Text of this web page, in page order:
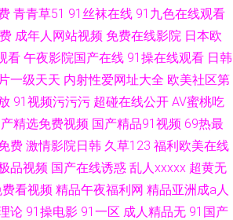
青青草51 91丝袜在线 91九色在线观看
成年人网站视频 免费在线影院 日本欧
看 午夜影院国产在线 91操在线观看 日韩
一级天天 内射性爱网址大全 欧美社区第
91视频污污污 超碰在线公开 AV蜜桃吃
精选免费视频 国产精品91视频 69热最
费 激情影院日韩 久草123 福利欧美在线
品视频 国产在线诱惑 乱人xxxxx 超黄无
看视频 精品午夜福利网 精品亚洲成a人
论 91操电影 91一区 成人精品无 91国产